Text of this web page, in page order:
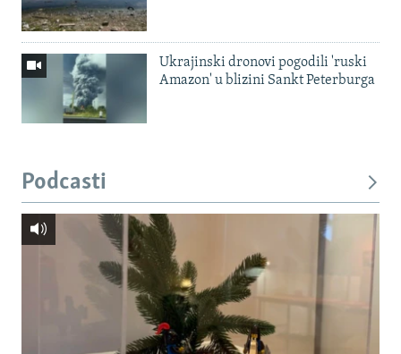
Ukrajinski dronovi pogodili 'ruski
Amazon' u blizini Sankt Peterburga
Podcasti